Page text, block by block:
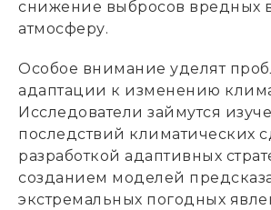
снижение выбросов вредных
атмосферу.
Особое внимание уделят
адаптации к изменению
Исследователи займутся
последствий климатических
разработкой адаптивных
созданием моделей
экстремальных погодных